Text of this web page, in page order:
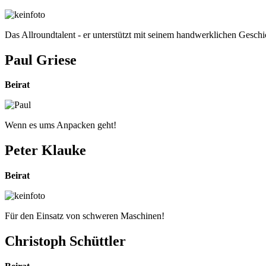
Das Allroundtalent - er unterstützt mit seinem handwerklichen
Paul Griese
Beirat
Wenn es ums Anpacken geht!
Peter Klauke
Beirat
Für den Einsatz von schweren Maschinen!
Christoph Schüttler